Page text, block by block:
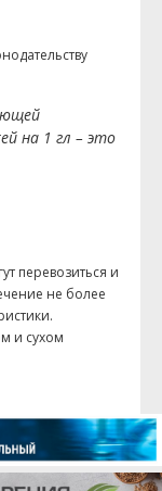
на 1 гл – это
перевозиться и
не более
и сухом